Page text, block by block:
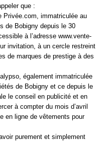
que :
Privée.com, immatriculée au
de Bobigny depuis le 30
à l’adresse www.vente-
invitation, à un cercle restreint
de marques de prestige à des
également immatriculée
de Bobigny et ce depuis le
le conseil en publicité et en
à compter du mois d’avril
en ligne de vêtements pour
purement et simplement